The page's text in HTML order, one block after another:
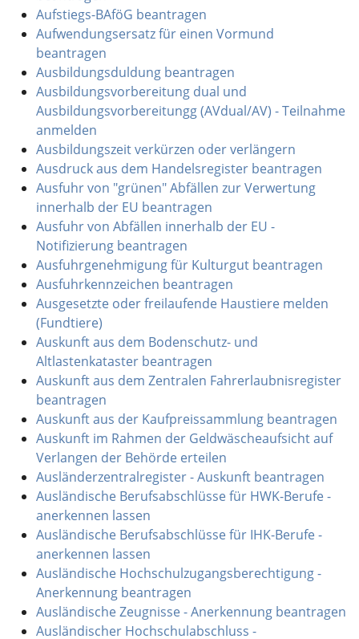
Aufstiegs-BAföG beantragen
Aufwendungsersatz für einen Vormund
beantragen
Ausbildungsduldung beantragen
Ausbildungsvorbereitung dual und
Ausbildungsvorbereitungg (AVdual/AV) - Teilnahme
anmelden
Ausbildungszeit verkürzen oder verlängern
Ausdruck aus dem Handelsregister beantragen
Ausfuhr von "grünen" Abfällen zur Verwertung
innerhalb der EU beantragen
Ausfuhr von Abfällen innerhalb der EU -
Notifizierung beantragen
Ausfuhrgenehmigung für Kulturgut beantragen
Ausfuhrkennzeichen beantragen
Ausgesetzte oder freilaufende Haustiere melden
(Fundtiere)
Auskunft aus dem Bodenschutz- und
Altlastenkataster beantragen
Auskunft aus dem Zentralen Fahrerlaubnisregister
beantragen
Auskunft aus der Kaufpreissammlung beantragen
Auskunft im Rahmen der Geldwäscheaufsicht auf
Verlangen der Behörde erteilen
Ausländerzentralregister - Auskunft beantragen
Ausländische Berufsabschlüsse für HWK-Berufe -
anerkennen lassen
Ausländische Berufsabschlüsse für IHK-Berufe -
anerkennen lassen
Ausländische Hochschulzugangsberechtigung -
Anerkennung beantragen
Ausländische Zeugnisse - Anerkennung beantragen
Ausländischer Hochschulabschluss -